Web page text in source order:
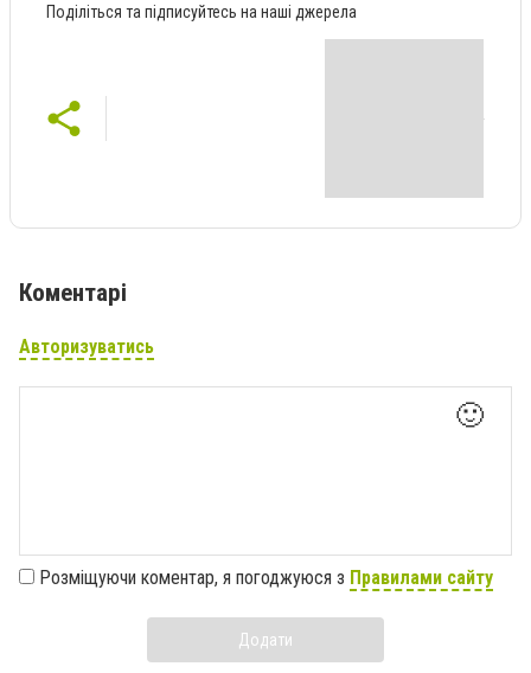
Поділіться та підписуйтесь на наші джерела
Коментарі
Авторизуватись
🙂
Розміщуючи коментар, я погоджуюся з Правилами сайту
Додати